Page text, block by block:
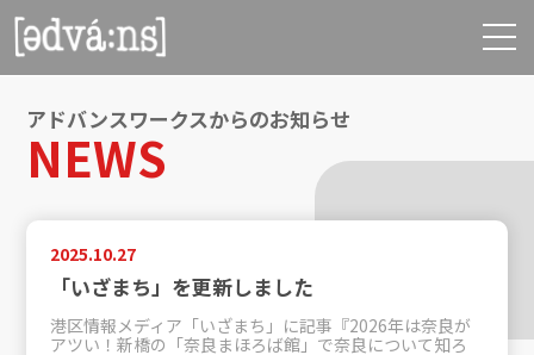
アドバンスワークスからのお知らせ
NEWS
2025.10.27
「いざまち」を更新しました
港区情報メディア「いざまち」に記事『2026年は奈良が
アツい！新橋の「奈良まほろば館」で奈良について知ろ